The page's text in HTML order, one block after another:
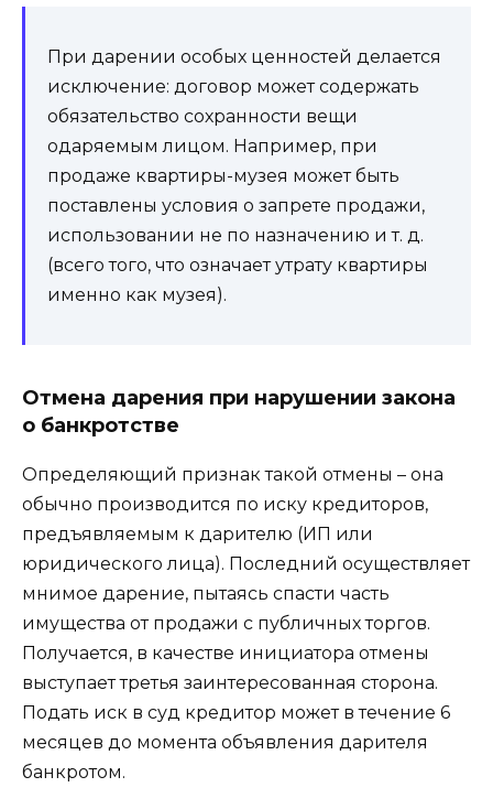
При дарении особых ценностей делается
исключение: договор может содержать
обязательство сохранности вещи
одаряемым лицом. Например, при
продаже квартиры-музея может быть
поставлены условия о запрете продажи,
использовании не по назначению и т. д.
(всего того, что означает утрату квартиры
именно как музея).
Отмена дарения при нарушении закона
о банкротстве
Определяющий признак такой отмены – она
обычно производится по иску кредиторов,
предъявляемым к дарителю (ИП или
юридического лица). Последний осуществляет
мнимое дарение, пытаясь спасти часть
имущества от продажи с публичных торгов.
Получается, в качестве инициатора отмены
выступает третья заинтересованная сторона.
Подать иск в суд кредитор может в течение 6
месяцев до момента объявления дарителя
банкротом.